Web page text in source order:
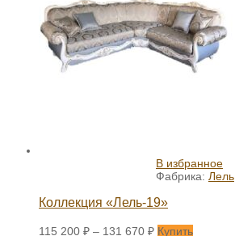
В избранное
Фабрика: Лель
Коллекция «Лель-19»
115 200 ₽ – 131 670 ₽ Купить